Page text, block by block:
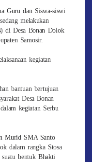
Guru dan Siswa-siswi
melakukan
di Desa Bonan Dolok
Samosir.
kegiatan
bantuan bertujuan
Desa Bonan
kegiatan Serbu
Murid SMA Santo
dalam rangka Stosa
bentuk Bhakti